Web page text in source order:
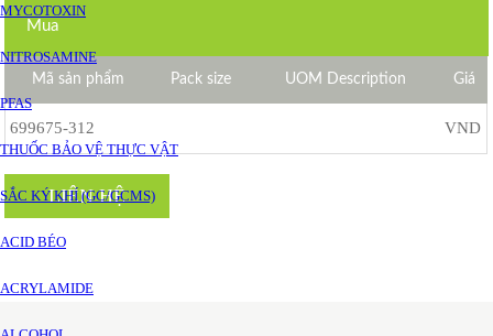
MYCOTOXIN
NITROSAMINE
PFAS
THUỐC BẢO VỆ THỰC VẬT
SẮC KÝ KHÍ (GC/GCMS)
ACID BÉO
ACRYLAMIDE
Mua
Mã sản phẩm Pack size UOM Description Giá
699675-312 VND
LIÊN HỆ